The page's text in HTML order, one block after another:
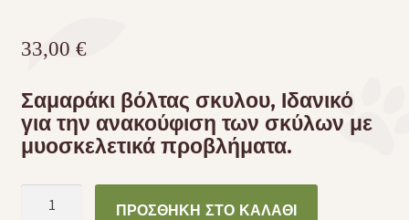
33,00 €
Σαμαράκι βόλτας σκυλου, Ιδανικό
για την ανακούφιση των σκύλων με
μυοσκελετικά προβλήματα.
ΠΡΟΣΘΉΚΗ ΣΤΟ ΚΑΛΆΘΙ